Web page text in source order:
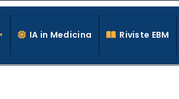
clinica per la pratica medica quotidiana
IA in Medicina Riviste EBM